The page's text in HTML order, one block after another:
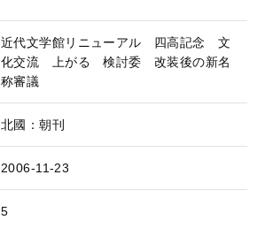
近代文学館リニューアル 四高記念 文
化交流 上がる 検討委 改装後の新名
称審議
北國：朝刊
2006-11-23
5